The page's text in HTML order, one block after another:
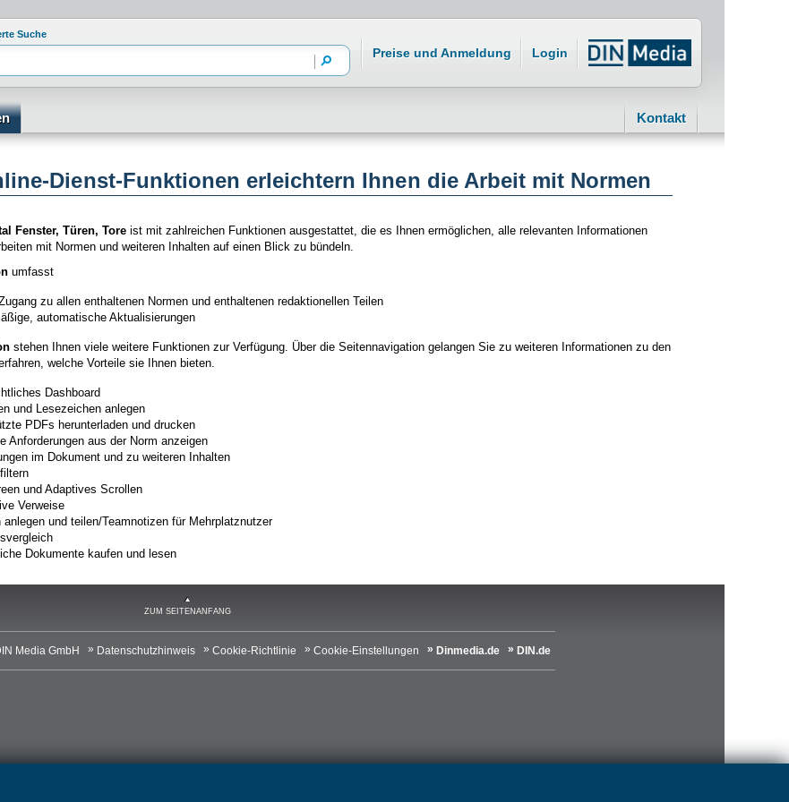
Suche
Preise und Anmeldung Login
Kontakt
Dienst-Funktionen erleichtern Ihnen die Arbeit mit Normen
Fenster, Türen, Tore ist mit zahlreichen Funktionen ausgestattet, die es Ihnen ermöglichen, alle relevanten Informationen
mit Normen und weiteren Inhalten auf einen Blick zu bündeln.
umfasst
zu allen enthaltenen Normen und enthaltenen redaktionellen Teilen
automatische Aktualisierungen
stehen Ihnen viele weitere Funktionen zur Verfügung. Über die Seitennavigation gelangen Sie zu weiteren Informationen zu den
welche Vorteile sie Ihnen bieten.
Dashboard
und Lesezeichen anlegen
PDFs herunterladen und drucken
Anforderungen aus der Norm anzeigen
im Dokument und zu weiteren Inhalten
und Adaptives Scrollen
Verweise
anlegen und teilen/Teamnotizen für Mehrplatznutzer
Dokumente kaufen und lesen
ZUM SEITENANFANG
Media GmbH Datenschutzhinweis Cookie-Richtlinie Cookie-Einstellungen Dinmedia.de DIN.de